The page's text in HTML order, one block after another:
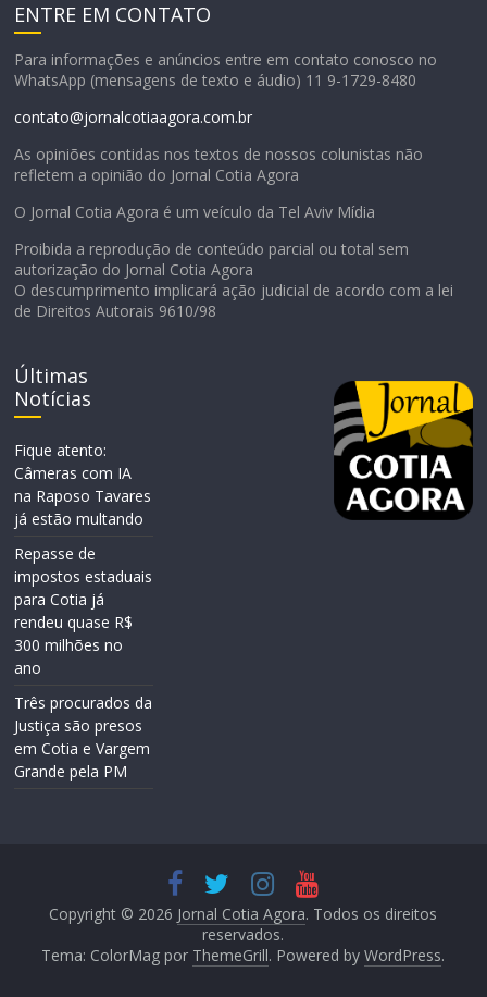
ENTRE EM CONTATO
Para informações e anúncios entre em contato conosco no
WhatsApp (mensagens de texto e áudio) 11 9-1729-8480
contato@jornalcotiaagora.com.br
As opiniões contidas nos textos de nossos colunistas não
refletem a opinião do Jornal Cotia Agora
O Jornal Cotia Agora é um veículo da Tel Aviv Mídia
Proibida a reprodução de conteúdo parcial ou total sem
autorização do Jornal Cotia Agora
O descumprimento implicará ação judicial de acordo com a lei
de Direitos Autorais 9610/98
Últimas
Notícias
Fique atento:
Câmeras com IA
na Raposo Tavares
já estão multando
Repasse de
impostos estaduais
para Cotia já
rendeu quase R$
300 milhões no
ano
Três procurados da
Justiça são presos
em Cotia e Vargem
Grande pela PM
Copyright © 2026 Jornal Cotia Agora. Todos os direitos
reservados.
Tema: ColorMag por ThemeGrill. Powered byWordPress.